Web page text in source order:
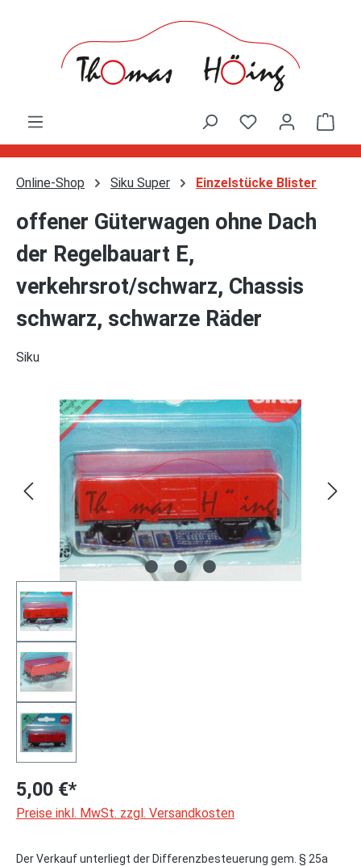
Online-Shop Siku Super Einzelstücke Blister
offener Güterwagen ohne Dach
der Regelbauart E,
verkehrsrot/schwarz, Chassis
schwarz, schwarze Räder
Siku
Bildergalerie überspringen
5,00 €*
Preise inkl. MwSt. zzgl. Versandkosten
Der Verkauf unterliegt der Differenzbesteuerung gem. § 25a